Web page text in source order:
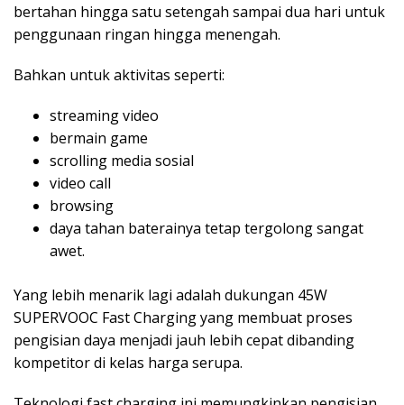
bertahan hingga satu setengah sampai dua hari untuk
penggunaan ringan hingga menengah.
Bahkan untuk aktivitas seperti:
streaming video
bermain game
scrolling media sosial
video call
browsing
daya tahan baterainya tetap tergolong sangat
awet.
Yang lebih menarik lagi adalah dukungan 45W
SUPERVOOC Fast Charging yang membuat proses
pengisian daya menjadi jauh lebih cepat dibanding
kompetitor di kelas harga serupa.